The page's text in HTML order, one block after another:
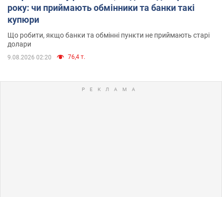
року: чи приймають обмінники та банки такі
купюри
Що робити, якщо банки та обмінні пункти не приймають старі
долари
9.08.2026 02:20 76,4 т.